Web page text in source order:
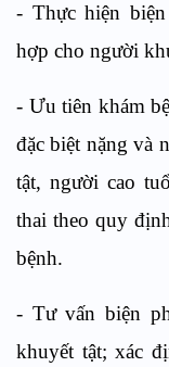
- Thực hiện
hợp cho người
- Ưu tiên khám
đặc biệt nặng và
tật, người cao
thai theo quy
bệnh.
- Tư vấn biện
khuyết tật; xác